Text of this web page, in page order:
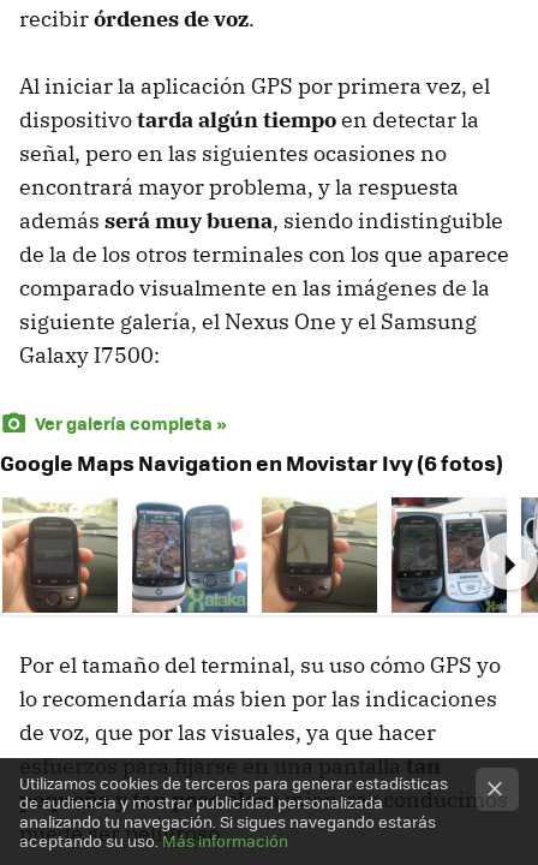
recibirórdenes de voz.
Al iniciar la aplicación GPS por primera vez, el
dispositivotarda algún tiempoen detectar la
señal, pero en las siguientes ocasiones no
encontrará mayor problema, y la respuesta
además será muy buena, siendo indistinguible
de la de los otros terminales con los que aparece
comparado visualmente en las imágenes de la
siguiente galería, el Nexus One y el Samsung
Galaxy I7500:
Ver galería completa »
Google Maps Navigation en Movistar Ivy (6 fotos)
Por el tamaño del terminal, su uso cómo GPS yo
lo recomendaría más bien por las indicaciones
de voz, que por las visuales, ya que hacer
esfuerzos para fijarse en una pantallatan
pequeña y tan poco claramientras conducimos
puede ser peligroso.
Utilizamos cookies de terceros para generar estadísticas
de audiencia y mostrar publicidad personalizada
analizando tu navegación. Si sigues navegando estarás
aceptando su uso.Más información